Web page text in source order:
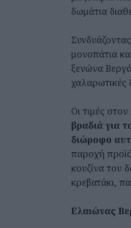
δωμάτια
μονοπάτια
ξενώνα
χαλαρωτικές
Οι τιμές στον
βραδιά για
διώροφο
παροχή
κουζίνα του
κρεβατάκι,
Ελαιώνας